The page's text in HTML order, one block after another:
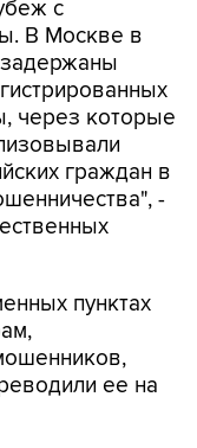
с
В Москве в
через которые
граждан в
-
пунктах
ее на